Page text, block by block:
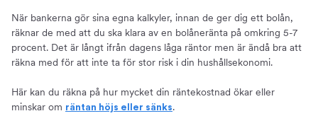
När bankerna gör sina egna kalkyler, innan de ger dig ett bolån,
räknar de med att du ska klara av en bolåneränta på omkring 5-7
procent. Det är långt ifrån dagens låga räntor men är ändå bra att
räkna med för att inte ta för stor risk i din hushållsekonomi.
Här kan du räkna på hur mycket din räntekostnad ökar eller
minskar om räntan höjs eller sänks.